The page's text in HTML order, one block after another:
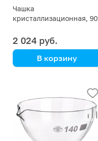
Чашка
кристаллизационная, 90
2 024 руб.
В корзину
(Кат. № 174/632 411 624
080) (Simax)